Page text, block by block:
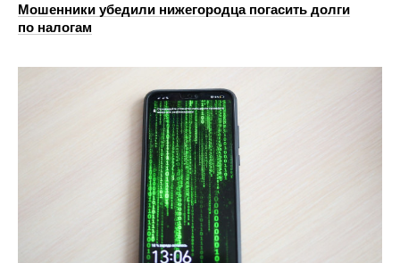
Мошенники убедили нижегородца погасить долги
по налогам